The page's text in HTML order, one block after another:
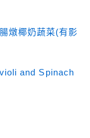
燉椰奶蔬菜(有影
and Spinach